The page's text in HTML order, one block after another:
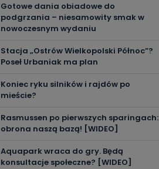
Gotowe dania obiadowe do
podgrzania – niesamowity smak w
nowoczesnym wydaniu
Stacja „Ostrów Wielkopolski Północ”?
Poseł Urbaniak ma plan
Koniec ryku silników i rajdów po
mieście?
Rasmussen po pierwszych sparingach:
obrona naszą bazą! [WIDEO]
Aquapark wraca do gry. Będą
konsultacje społeczne? [WIDEO]